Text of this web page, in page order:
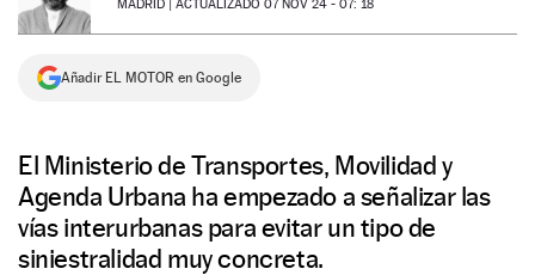
MADRID | ACTUALIZADO 07 NOV 24 - 07: 18
Añadir EL MOTOR en Google
El Ministerio de Transportes, Movilidad y
Agenda Urbana ha empezado a señalizar las
vías interurbanas para evitar un tipo de
siniestralidad muy concreta.